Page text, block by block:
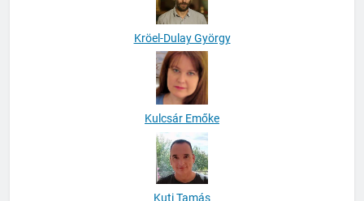
Kröel-Dulay György
Kulcsár Emőke